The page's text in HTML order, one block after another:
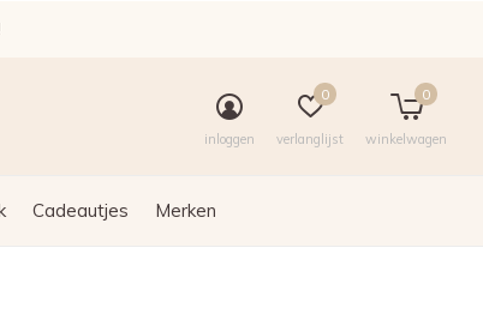
Cadeautjes Merken
inloggen verlanglijst
0
winkelwagen
0